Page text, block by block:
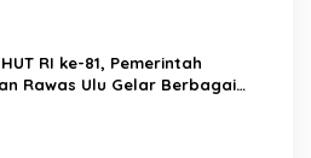
RI ke-81, Pemerintah
Rawas Ulu Gelar Berbagai